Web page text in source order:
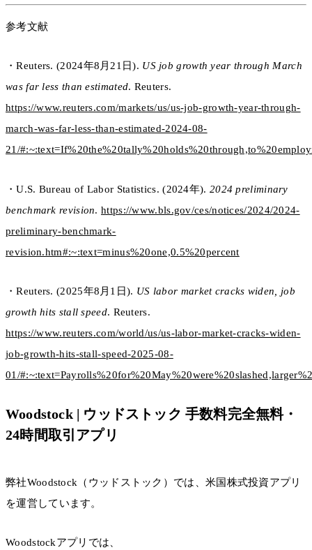
参考文献
・Reuters. (2024年8月21日). US job growth year through March
was far less than estimated. Reuters.
https://www.reuters.com/markets/us/us-job-growth-year-through-
march-was-far-less-than-estimated-2024-08-
21/
・U.S. Bureau of Labor Statistics. (2024年). 2024 preliminary
benchmark revision.https://www.bls.gov/ces/notices/2024/2024-
preliminary-benchmark-
revision.htm#:~:text=minus%20one,0.5%20percent
・Reuters. (2025年8月1日). US labor market cracks widen, job
growth hits stall speed. Reuters.
https://www.reuters.com/world/us/us-labor-market-cracks-widen-
job-growth-hits-stall-speed-2025-08-
01/
Woodstock | ウッドストック 手数料完全無料・
24時間取引アプリ
弊社Woodstock（ウッドストック）では、米国株式投資アプリ
を運営しています。
Woodstockアプリでは、